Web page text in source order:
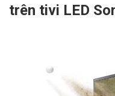
trên tivi LED